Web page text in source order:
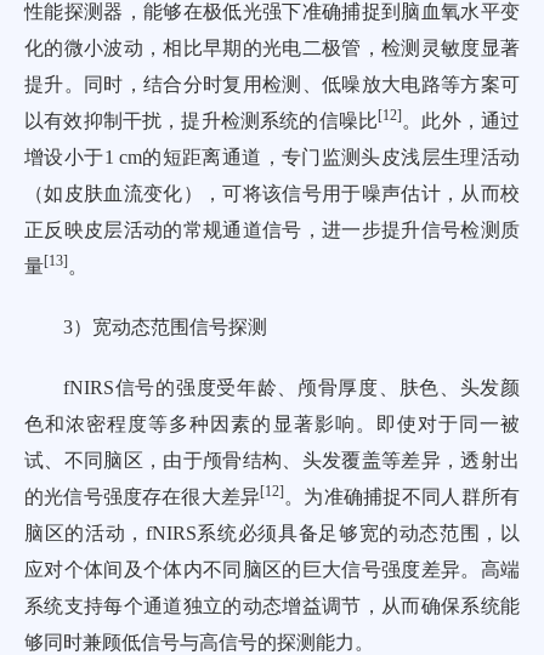
性能探测器，能够在极低光强下准确捕捉到脑血氧水平变
化的微小波动，相比早期的光电二极管，检测灵敏度显著
提升。同时，结合分时复用检测、低噪放大电路等方案可
以有效抑制干扰，提升检测系统的信噪比[12] 。此外，通过
增设小于1 cm的短距离通道，专门监测头皮浅层生理活动
（如皮肤血流变化），可将该信号用于噪声估计，从而校
正反映皮层活动的常规通道信号，进一步提升信号检测质
量[13] 。
3）宽动态范围信号探测
fNIRS信号的强度受年龄、颅骨厚度、肤色、头发颜
色和浓密程度等多种因素的显著影响。即使对于同一被
试、不同脑区，由于颅骨结构、头发覆盖等差异，透射出
的光信号强度存在很大差异[12] 。为准确捕捉不同人群所有
脑区的活动，fNIRS系统必须具备足够宽的动态范围，以
应对个体间及个体内不同脑区的巨大信号强度差异。高端
系统支持每个通道独立的动态增益调节，从而确保系统能
够同时兼顾低信号与高信号的探测能力。